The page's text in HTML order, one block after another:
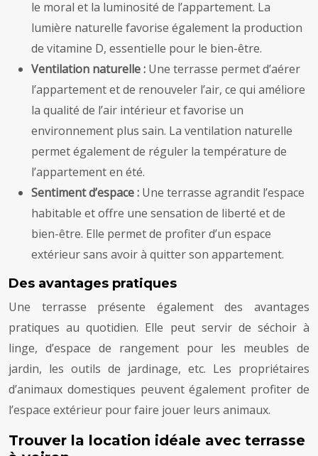
le moral et la luminosité de l’appartement. La
lumière naturelle favorise également la production
de vitamine D, essentielle pour le bien-être.
Ventilation naturelle : Une terrasse permet d’aérer
l’appartement et de renouveler l’air, ce qui améliore
la qualité de l’air intérieur et favorise un
environnement plus sain. La ventilation naturelle
permet également de réguler la température de
l’appartement en été.
Sentiment d’espace : Une terrasse agrandit l’espace
habitable et offre une sensation de liberté et de
bien-être. Elle permet de profiter d’un espace
extérieur sans avoir à quitter son appartement.
Des avantages pratiques
Une terrasse présente également des avantages
pratiques au quotidien. Elle peut servir de séchoir à
linge, d’espace de rangement pour les meubles de
jardin, les outils de jardinage, etc. Les propriétaires
d’animaux domestiques peuvent également profiter de
l’espace extérieur pour faire jouer leurs animaux.
Trouver la location idéale avec terrasse